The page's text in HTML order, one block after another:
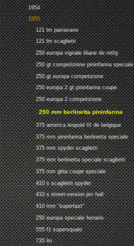
1954
1955
121 lm parravano
121 lm scaglietti
250 europa vignale liliane de rethy
250 gt competizione pininfarina speciale
250 gt europa competizione
250 europa 2 gt pininfarina coupe
250 europa 2 competizione
250 mm berlinetta pininfarina
375 america leopold III de belgique
375 mm pininfarina berlinetta speciale
375 mm spyder scaglietti
375 mm berlinetta speciale scaglietti
375 mm ghia coupe speciale
410 s scaglietti spyder
410 s street-version jim hall
410 mm "superfast"
250 europa speciale ferrario
555 f1 supersqualo
735 lm